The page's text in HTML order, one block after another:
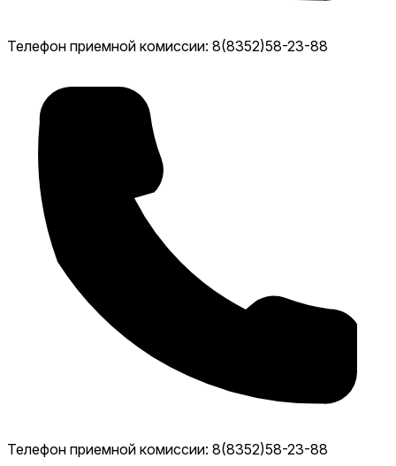
Телефон приемной комиссии: 8(8352)58-23-88
Телефон приемной комиссии: 8(8352)58-23-88